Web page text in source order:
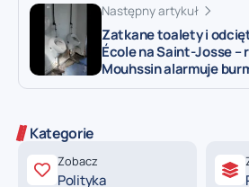
Następny artykuł
Zatkane toalety i
École na Saint-Josse –
Mouhssin alarmuje
Kategorie
Zobacz
Polityka